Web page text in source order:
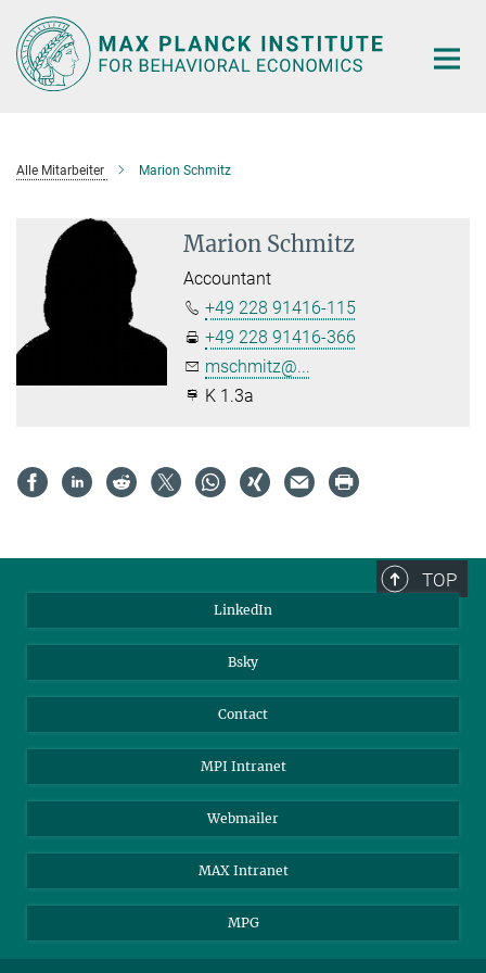
Main-
Content
Alle Mitarbeiter Marion Schmitz
Marion Schmitz
Accountant
+49 228 91416-115
+49 228 91416-366
mschmitz@...
K 1.3a
TOP
LinkedIn
Bsky
Contact
MPI Intranet
Webmailer
MAX Intranet
MPG